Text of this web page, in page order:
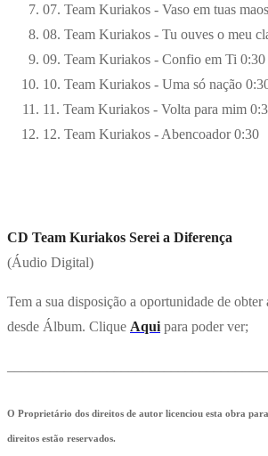
07. Team Kuriakos - Vaso em tuas maos
08. Team Kuriakos - Tu ouves o meu
09. Team Kuriakos - Confio em Ti 0:30
10. Team Kuriakos - Uma só nação
11. Team Kuriakos - Volta para mim
12. Team Kuriakos - Abencoador 0:30
CD Team Kuriakos Serei a Diferença
(Áudio Digital)
Tem a sua disposição a oportunidade de
desde Álbum. Clique Aqui para poder ver;
O Proprietário dos direitos de autor licenciou esta obra para
direitos estão reservados.